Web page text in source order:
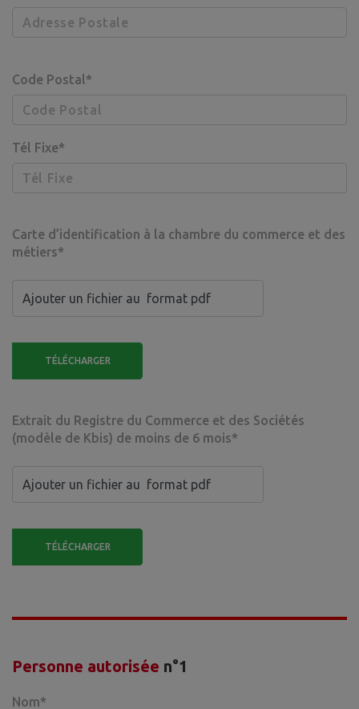
Code Postal*
Tél Fixe*
Carte d’identification à la chambre du commerce et des
métiers*
Extrait du Registre du Commerce et des Sociétés
(modèle de Kbis) de moins de 6 mois*
Personne autorisée n°1
Nom*